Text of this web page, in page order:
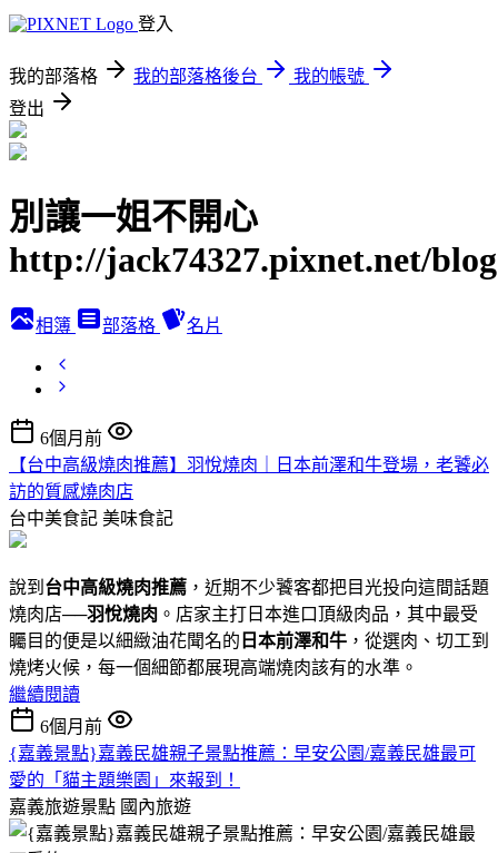
登入
我的部落格 我的部落格後台
我的帳號
登出
別讓一姐不開心
http://jack74327.pixnet.net/blog
相簿 部落格 名片
6個月前
【台中高級燒肉推薦】羽悅燒肉｜日本前澤和牛登場，老饕必
訪的質感燒肉店
台中美食記 美味食記
說到 台中高級燒肉推薦 ，近期不少饕客都把目光投向這間話題
燒肉店──羽悅燒肉 。店家主打日本進口頂級肉品，其中最受
矚目的便是以細緻油花聞名的 日本前澤和牛 ，從選肉、切工到
燒烤火候，每一個細節都展現高端燒肉該有的水準。
繼續閱讀
6個月前
{嘉義景點}嘉義民雄親子景點推薦：早安公園/嘉義民雄最可
愛的「貓主題樂園」來報到！
嘉義旅遊景點 國內旅遊